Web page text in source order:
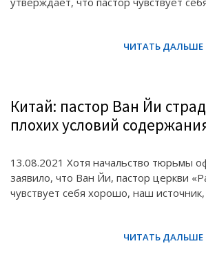
Китай: пастор Ван Йи
плохих условий
13.08.2021 Хотя начальство тюрьмы
заявило, что Ван Йи, пастор церкви
чувствует себя хорошо, наш